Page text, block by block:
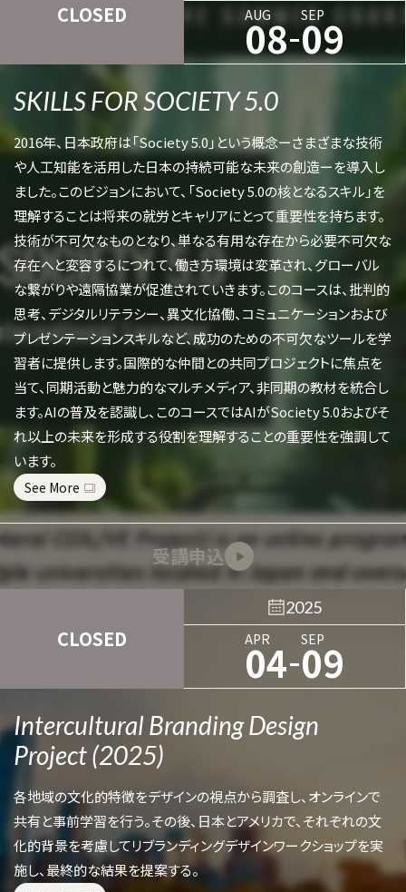
CLOSED AUG
08-SEP
09
SKILLS FOR SOCIETY 5.0
2016年、日本政府は「Society 5.0」という概念ーさまざまな技術
や人工知能を活用した日本の持続可能な未来の創造ーを導入し
ました。このビジョンにおいて、「Society 5.0の核となるスキル」を
理解することは将来の就労とキャリアにとって重要性を持ちます。
技術が不可欠なものとなり、単なる有用な存在から必要不可欠な
存在へと変容するにつれて、働き方環境は変革され、グローバル
な繋がりや遠隔協業が促進されていきます。このコースは、批判的
思考、デジタルリテラシー、異文化協働、コミュニケーションおよび
プレゼンテーションスキルなど、成功のための不可欠なツールを学
習者に提供します。国際的な仲間との共同プロジェクトに焦点を
当て、同期活動と魅力的なマルチメディア、非同期の教材を統合し
ます。AIの普及を認識し、このコースではAIがSociety 5.0およびそ
れ以上の未来を形成する役割を理解することの重要性を強調して
います。
See More
受講申込
CLOSED
2025
APR
04-SEP
09
Intercultural Branding Design
Project (2025)
各地域の文化的特徴をデザインの視点から調査し、オンラインで
共有と事前学習を行う。その後、日本とアメリカで、それぞれの文
化的背景を考慮してリブランディングデザインワークショップを実
施し、最終的な結果を提案する。